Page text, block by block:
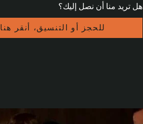
هل تريد منا أن نصل إليك؟
للحجز أو التنسيق، أنقر هنا